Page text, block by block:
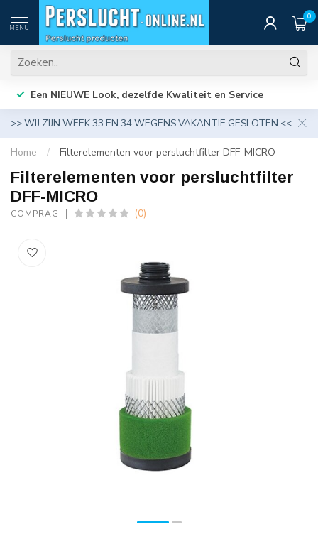
MENU
0
Een NIEUWE Look, dezelfde Kwaliteit en Service
>> WIJ ZIJN WEEK 33 EN 34 WEGENS VAKANTIE GESLOTEN <<
Home / Filterelementen voor persluchtfilter DFF-MICRO
Filterelementen voor persluchtfilter
DFF-MICRO
COMPRAG (0)